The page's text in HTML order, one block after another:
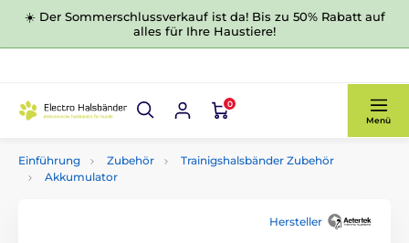
☀️ Der Sommerschlussverkauf ist da! Bis zu 50% Rabatt auf
alles für Ihre Haustiere!
0
Menü
Einführung Zubehör
Trainigshalsbänder Zubehör
Akkumulator
Hersteller